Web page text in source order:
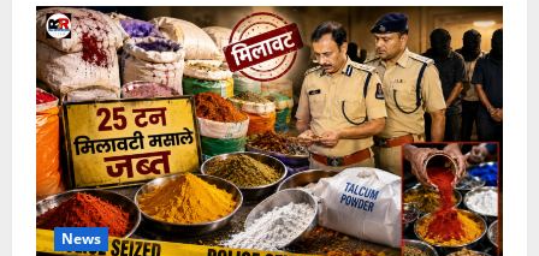
News